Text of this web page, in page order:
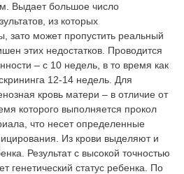
Выдает большое число
из которых
зато может пропустить реальный
этих недостатков. Проводится
– с 10 недель, в то время как
12-14 недель. Для
кровь матери – в отличие от
которого выполняется прокол
что несет определенные
Из крови выделяют и
Результат с высокой точностью
генетический статус ребенка. По